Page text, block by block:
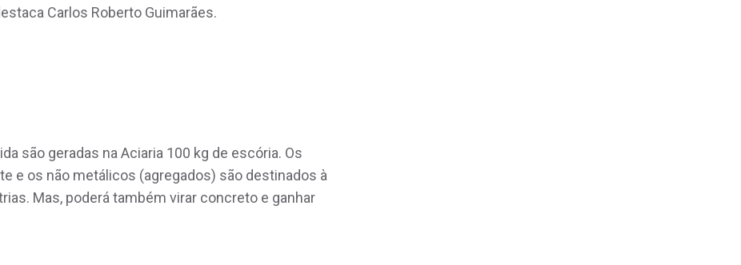
Carlos Roberto Guimarães.
são geradas na Aciaria 100 kg de escória. Os
e os não metálicos (agregados) são destinados à
Mas, poderá também virar concreto e ganhar